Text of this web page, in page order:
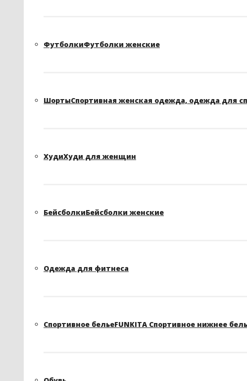
ФутболкиФутболки женские
ШортыСпортивная женская одежда, одежда для
ХудиХуди для женщин
БейсболкиБейсболки женские
Одежда для фитнеса
Спортивное бельеFUNKITA Спортивное нижнее